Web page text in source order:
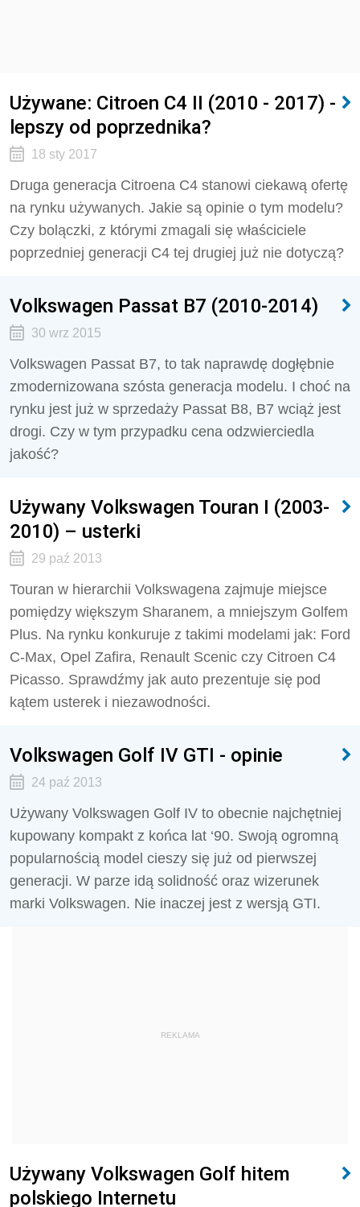
Używane: Citroen C4 II (2010 - 2017) -
lepszy od poprzednika?
18 sty 2017
Druga generacja Citroena C4 stanowi ciekawą ofertę
na rynku używanych. Jakie są opinie o tym modelu?
Czy bolączki, z którymi zmagali się właściciele
poprzedniej generacji C4 tej drugiej już nie dotyczą?
Volkswagen Passat B7 (2010-2014)
30 wrz 2015
Volkswagen Passat B7, to tak naprawdę dogłębnie
zmodernizowana szósta generacja modelu. I choć na
rynku jest już w sprzedaży Passat B8, B7 wciąż jest
drogi. Czy w tym przypadku cena odzwierciedla
jakość?
Używany Volkswagen Touran I (2003-
2010) – usterki
29 paź 2013
Touran w hierarchii Volkswagena zajmuje miejsce
pomiędzy większym Sharanem, a mniejszym Golfem
Plus. Na rynku konkuruje z takimi modelami jak: Ford
C-Max, Opel Zafira, Renault Scenic czy Citroen C4
Picasso. Sprawdźmy jak auto prezentuje się pod
kątem usterek i niezawodności.
Volkswagen Golf IV GTI - opinie
24 paź 2013
Używany Volkswagen Golf IV to obecnie najchętniej
kupowany kompakt z końca lat ‘90. Swoją ogromną
popularnością model cieszy się już od pierwszej
generacji. W parze idą solidność oraz wizerunek
marki Volkswagen. Nie inaczej jest z wersją GTI.
REKLAMA
Używany Volkswagen Golf hitem
polskiego Internetu